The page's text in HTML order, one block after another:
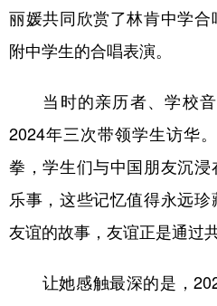
丽媛共同欣赏了林肯中学
附中学生的合唱表演。
当时的亲历者、学校音
2024年三次带领学生访华
拳，学生们与中国朋友沉
乐事，这些记忆值得永远
友谊的故事，友谊正是通过
让她感触最深的是，